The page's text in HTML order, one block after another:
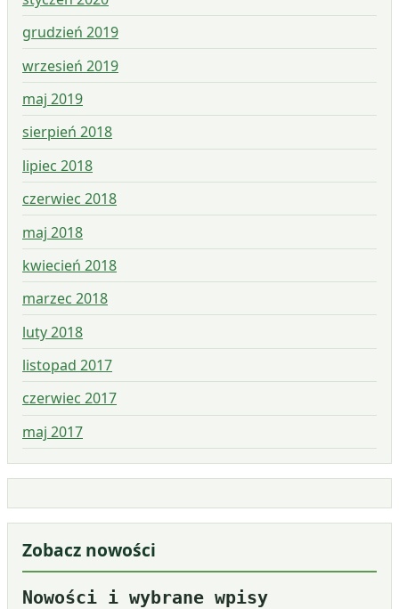
grudzień 2019
wrzesień 2019
maj 2019
sierpień 2018
lipiec 2018
czerwiec 2018
maj 2018
kwiecień 2018
marzec 2018
luty 2018
listopad 2017
czerwiec 2017
maj 2017
Zobacz nowości
Nowości i wybrane wpisy